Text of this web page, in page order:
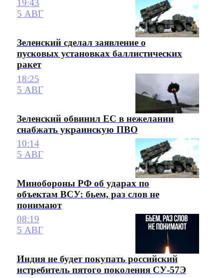
19:43
5 АВГ
Зеленский сделал заявление о
пусковых установках баллистических
ракет
18:25
5 АВГ
Зеленский обвинил ЕС в нежелании
снабжать украинскую ПВО
10:14
5 АВГ
Минобороны РФ об ударах по
объектам ВСУ: бьем, раз слов не
понимают
08:19
5 АВГ
Индия не будет покупать российский
истребитель пятого поколения СУ-57Э